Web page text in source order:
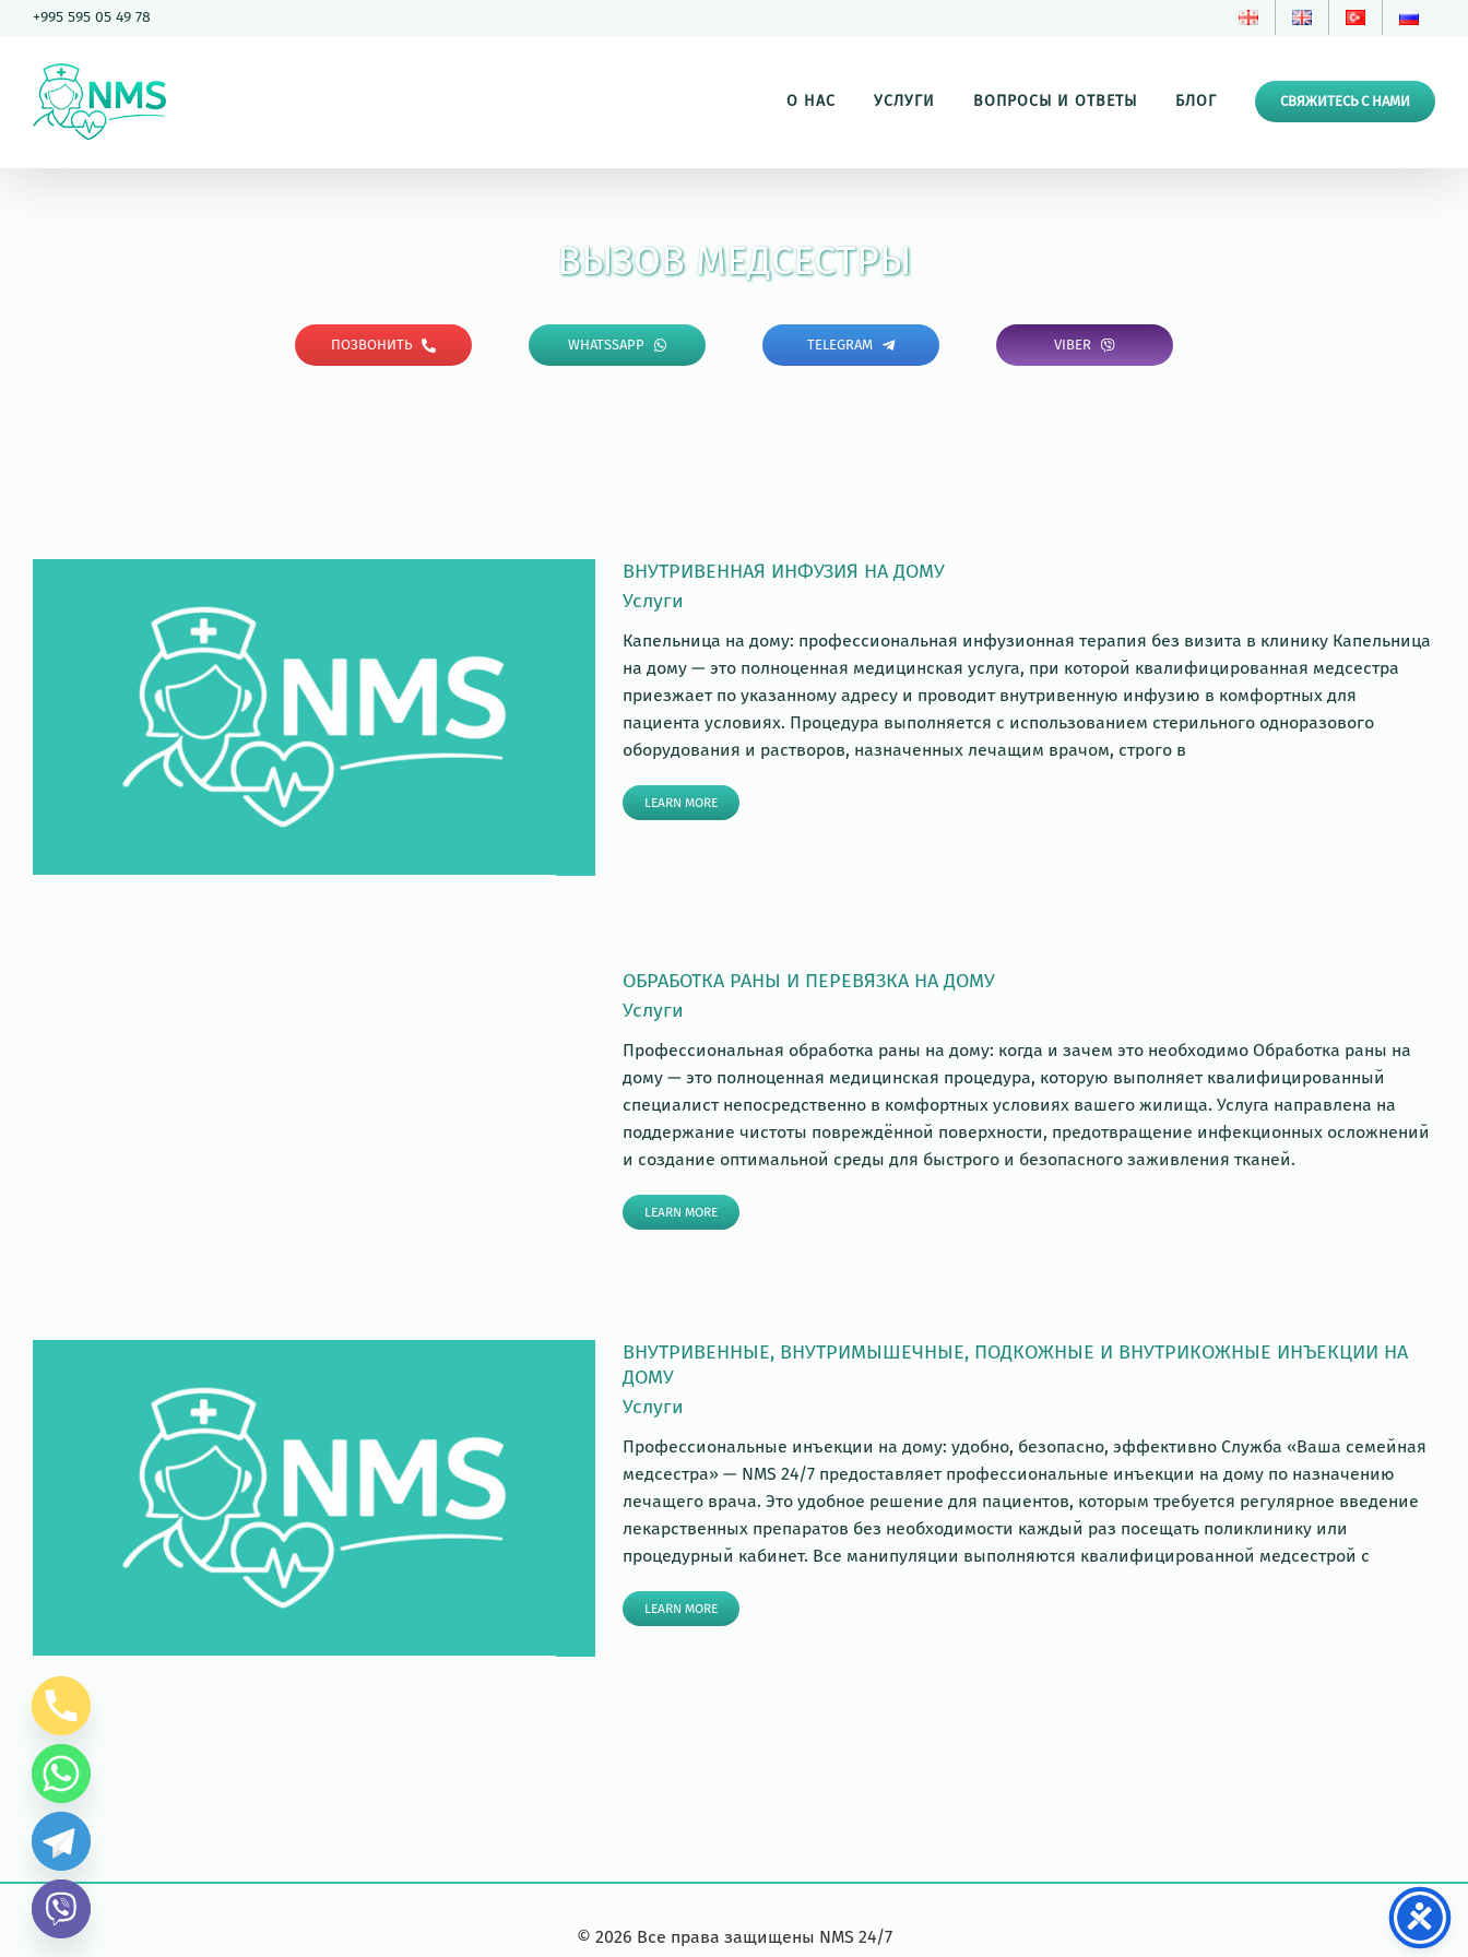
content
+995 595 05 49 78
О НАС УСЛУГИ ВОПРОСЫ И ОТВЕТЫ БЛОГ СВЯЖИТЕСЬ С НАМИ
ВЫЗОВ МЕДСЕСТРЫ
ПОЗВОНИТЬ WHATSSAPP TELEGRAM VIBER
ВНУТРИВЕННАЯ ИНФУЗИЯ НА ДОМУ
Услуги
Капельница на дому: профессиональная инфузионная терапия без визита в клинику Капельница
на дому — это полноценная медицинская услуга, при которой квалифицированная медсестра
приезжает по указанному адресу и проводит внутривенную инфузию в комфортных для
пациента условиях. Процедура выполняется с использованием стерильного одноразового
оборудования и растворов, назначенных лечащим врачом, строго в
LEARN MORE
ОБРАБОТКА РАНЫ И ПЕРЕВЯЗКА НА ДОМУ
Услуги
Профессиональная обработка раны на дому: когда и зачем это необходимо Обработка раны на
дому — это полноценная медицинская процедура, которую выполняет квалифицированный
специалист непосредственно в комфортных условиях вашего жилища. Услуга направлена на
поддержание чистоты повреждённой поверхности, предотвращение инфекционных осложнений
и создание оптимальной среды для быстрого и безопасного заживления тканей.
LEARN MORE
ВНУТРИВЕННЫЕ, ВНУТРИМЫШЕЧНЫЕ, ПОДКОЖНЫЕ И ВНУТРИКОЖНЫЕ ИНЪЕКЦИИ НА
ДОМУ
Услуги
Профессиональные инъекции на дому: удобно, безопасно, эффективно Служба «Ваша семейная
медсестра» — NMS 24/7 предоставляет профессиональные инъекции на дому по назначению
лечащего врача. Это удобное решение для пациентов, которым требуется регулярное введение
лекарственных препаратов без необходимости каждый раз посещать поликлинику или
процедурный кабинет. Все манипуляции выполняются квалифицированной медсестрой с
LEARN MORE
© 2026 Все права защищены NMS 24/7